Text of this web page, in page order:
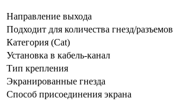
Направление выхода
Подходит для количества гнезд/разъемов
Категория (Cat)
Установка в кабель-канал
Тип крепления
Экранированные гнезда
Способ присоединения экрана